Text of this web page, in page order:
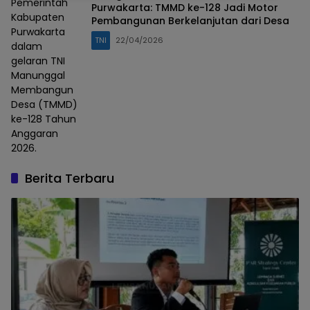
Kabupaten
Purwakarta
dalam
gelaran TNI
Manunggal
Membangun
Desa (TMMD)
ke-128 Tahun
Anggaran
2026.
Purwakarta: TMMD ke-128 Jadi Motor
Pembangunan Berkelanjutan dari Desa
TNI 22/04/2026
Berita Terbaru